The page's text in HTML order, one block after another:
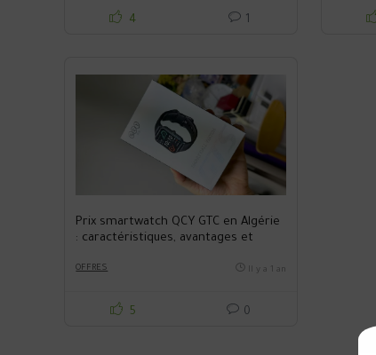
4 1
Prix smartwatch QCY GTC en Algérie
: caractéristiques, avantages et
OFFRES Il y a 1 an
5 0